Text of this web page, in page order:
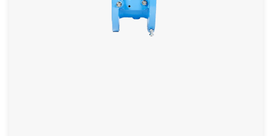
Optional serielle Datenübertragung per Encoder
Horizontale oder vertikale Einbaulage möglich